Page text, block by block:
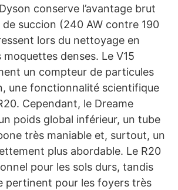
conserve l’avantage brut
de succion (240 AW contre 190
lors du nettoyage en
denses. Le V15
un compteur de particules
une fonctionnalité scientifique
Cependant, le Dreame
poids global inférieur, un tube
très maniable et, surtout, un
plus abordable. Le R20
pour les sols durs, tandis
pertinent pour les foyers très